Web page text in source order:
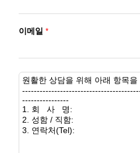
이메일 *